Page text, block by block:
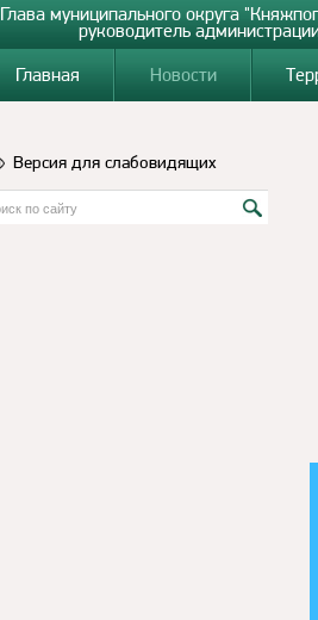
Глава муниципального округа
руководитель
Главная Новости
Версия для слабовидящих